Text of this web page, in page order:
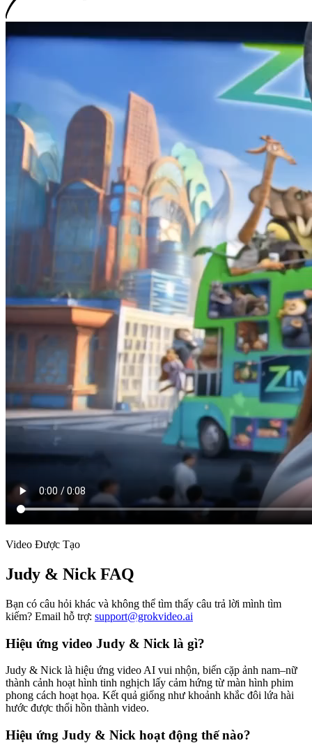
Video Được Tạo
Judy & Nick FAQ
Bạn có câu hỏi khác và không thể tìm thấy câu trả lời mình tìm
kiếm? Email hỗ trợ: support@grokvideo.ai
Hiệu ứng video Judy & Nick là gì?
Judy & Nick là hiệu ứng video AI vui nhộn, biến cặp ảnh nam–nữ
thành cảnh hoạt hình tinh nghịch lấy cảm hứng từ màn hình phim
phong cách hoạt họa. Kết quả giống như khoảnh khắc đôi lứa hài
hước được thổi hồn thành video.
Hiệu ứng Judy & Nick hoạt động thế nào?